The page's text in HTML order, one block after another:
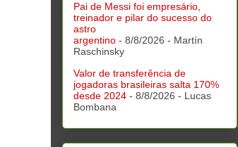
Pai de Messi foi empresário,
treinador e pilar do sucesso do
astro
argentino - 8/8/2026 - Martín
Raschinsky
Valor de transferência de
jogadoras brasileiras salta 170%
desde 2024 - 8/8/2026 - Lucas
Bombana